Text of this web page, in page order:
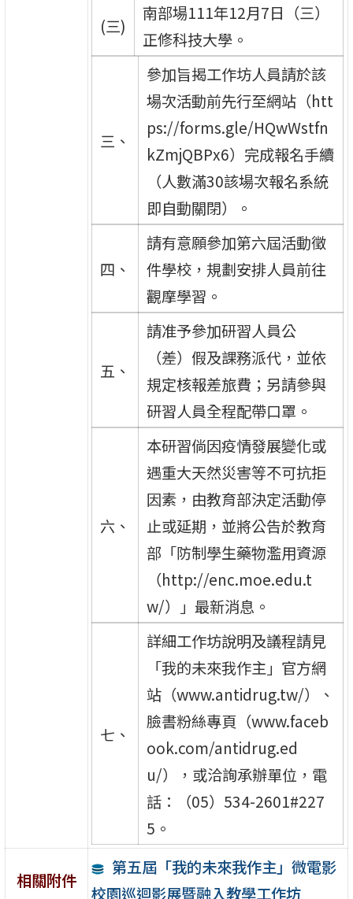
(三)
南部場111年12月7日（三）
正修科技大學。
三、
參加旨揭工作坊人員請於該
場次活動前先行至網站（htt
ps://forms.gle/HQwWstfn
kZmjQBPx6）完成報名手續
（人數滿30該場次報名系統
即自動關閉）。
四、
請有意願參加第六屆活動徵
件學校，規劃安排人員前往
觀摩學習。
五、
請准予參加研習人員公
（差）假及課務派代，並依
規定核報差旅費；另請參與
研習人員全程配帶口罩。
六、
本研習倘因疫情發展變化或
遇重大天然災害等不可抗拒
因素，由教育部決定活動停
止或延期，並將公告於教育
部「防制學生藥物濫用資源
（http://enc.moe.edu.t
w/）」最新消息。
七、
詳細工作坊說明及議程請見
「我的未來我作主」官方網
站（www.antidrug.tw/）、
臉書粉絲專頁（www.faceb
ook.com/antidrug.ed
u/），或洽詢承辦單位，電
話：（05）534-2601#227
5。
相關附件
第五屆「我的未來我作主」微電影
校園巡迴影展暨融入教學工作坊